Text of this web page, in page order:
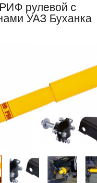
рулевой с
УАЗ Буханка